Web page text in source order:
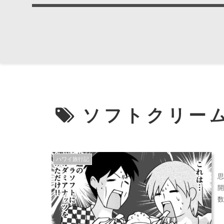
ソフトクリー
ハワイ旅行記